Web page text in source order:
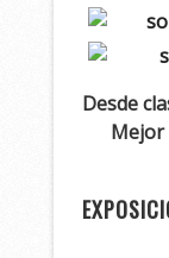
Desde
Mejor